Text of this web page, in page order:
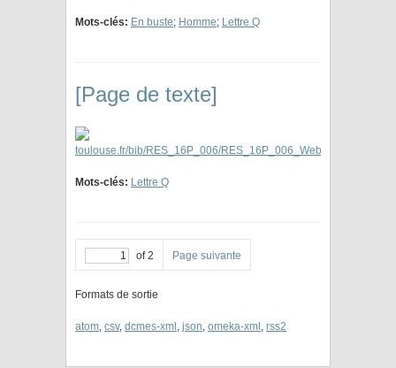
Mots-clés: En buste; Homme; Lettre Q
[Page de texte]
Mots-clés: Lettre Q
of 2 Page suivante
Formats de sortie
atom, csv, dcmes-xml , json, omeka-xml , rss2